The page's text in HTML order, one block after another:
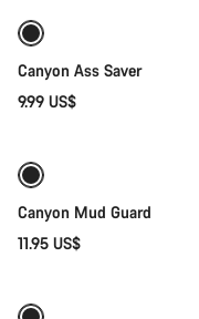
Canyon Ass Saver
9.99 US$
Canyon Mud Guard
11.95 US$